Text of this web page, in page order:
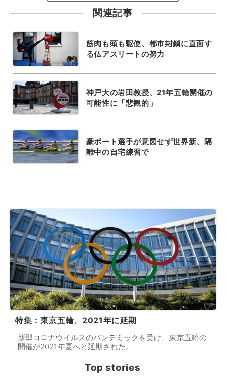
関連記事
筋肉も頭も駆使、都市封鎖に直面す
る仏アスリートの努力
神戸大の岩田教授、21年五輪開催の
可能性に「悲観的」
豪ボート選手が意図せず世界新、隔
離中の自宅練習で
特集：東京五輪、2021年に延期
新型コロナウイルスのパンデミックを受け、東京五輪の
開催が2021年夏へと延期された。
Top stories